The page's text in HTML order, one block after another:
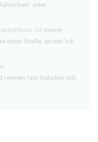
oder
ist meine
einer Stelle, an der ich
rennen (am liebsten mit